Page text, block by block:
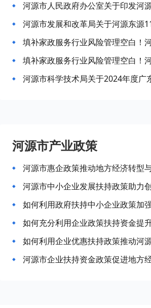
河源市发展和改革局关于河源东源
填补家政服务行业风险管理空白！
填补家政服务行业风险管理空白！
河源市科学技术局关于2024年度
河源市产业政策
河源市惠企政策推动地方经济转型
河源市中小企业发展扶持政策助力
如何利用政府扶持中小企业政策加
如何充分利用企业政策扶持资金提
如何利用企业优惠扶持政策推动河
河源市企业扶持资金政策促进地方